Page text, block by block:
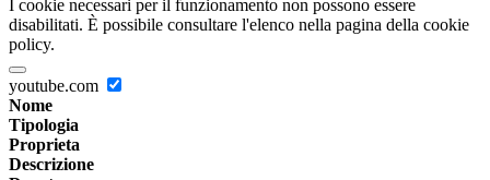
I cookie necessari per il funzionamento non possono essere
disabilitati. È possibile consultare l'elenco nella pagina della cookie
policy.
youtube.com
Nome
Tipologia
Proprieta
Descrizione